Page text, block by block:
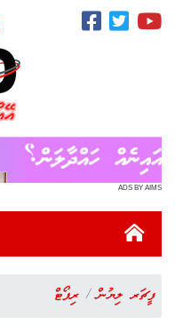
ADS BY AIMS
ފީޗަރ ލިޔުން ރިޕޯޓް